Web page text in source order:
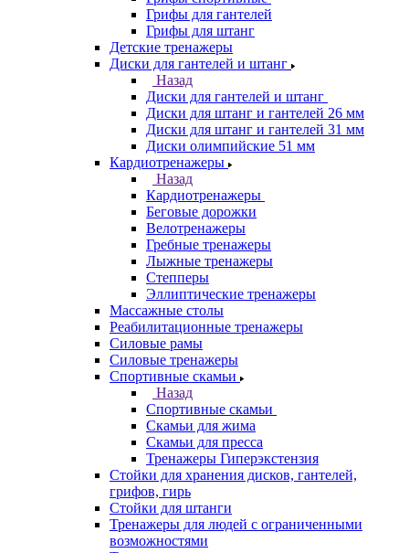
Грифы для гантелей
Грифы для штанг
Детские тренажеры
Диски для гантелей и штанг
Назад
Диски для гантелей и штанг
Диски для штанг и гантелей 26 мм
Диски для штанг и гантелей 31 мм
Диски олимпийские 51 мм
Кардиотренажеры
Назад
Кардиотренажеры
Беговые дорожки
Велотренажеры
Гребные тренажеры
Лыжные тренажеры
Степперы
Эллиптические тренажеры
Массажные столы
Реабилитационные тренажеры
Силовые рамы
Силовые тренажеры
Спортивные скамьи
Назад
Спортивные скамьи
Скамьи для жима
Скамьи для пресса
Тренажеры Гиперэкстензия
Стойки для хранения дисков, гантелей,
грифов, гирь
Стойки для штанги
Тренажеры для людей с ограниченными
возможностями